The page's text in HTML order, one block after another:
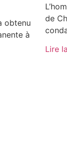
obtenu
à
de
Lire